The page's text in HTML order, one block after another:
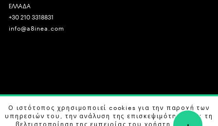
ΕΛΛΑΔΑ
+30 210 3318831
info@a8inea.com
COPYRIGHT © 2026 αθηΝΕΑ, ALL RIGHTS RESERVED.
DESIGN BY G DESIGN STUDIO. DEVELOPED BYB LABS
Ο ιστότοπος χρησιμοποιεί cookies για την παροχή των
υπηρεσιών του, την ανάλυση της επισκεψιμότητας και τη
βελτιστοποίηση της εμπειρίας του χρήστη. Μάθετε